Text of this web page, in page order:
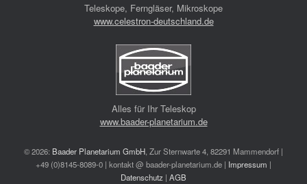
Teleskope, Ferngläser, Mikroskope
www.celestron-deutschland.de
Alles für Ihr Teleskop
www.baader-planetarium.de
© 2026: Baader Planetarium GmbH , Zur Sternwarte 4, 82291 Mammendorf |
+49 (0)8145-8089-0 | kontakt @ baader-planetarium.de | Impressum |
Datenschutz | AGB